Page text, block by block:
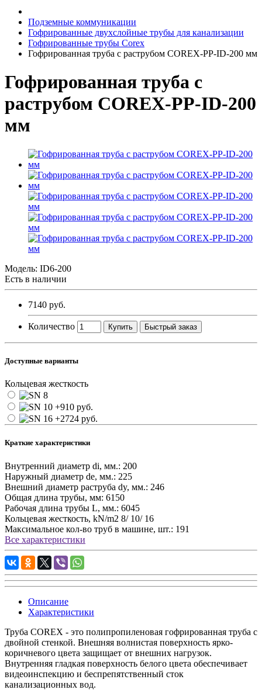
Подземные коммуникации
Гофрированные двухслойные трубы для канализации
Гофрированные трубы Corex
Гофрированная труба с раструбом COREX-PP-ID-200 мм
Гофрированная труба с
раструбом COREX-PP-ID-200
мм
Модель: ID6-200
Есть в наличии
7140 руб.
Количество Купить Быстрый заказ
Доступные варианты
Кольцевая жесткость
Краткие характеристики
Внутренний диаметр di, мм.: 200
Наружный диаметр de, мм.: 225
Внешний диаметр раструба dy, мм.: 246
Общая длина трубы, мм: 6150
Рабочая длина трубы L, мм.: 6045
Кольцевая жесткость, kN/m2 8/ 10/ 16
Максимальное кол-во труб в машине, шт.: 191
Все характеристики
Описание
Характеристики
Труба COREX - это полипропиленовая гофрированная труба с
двойной стенкой. Внешняя волнистая поверхность ярко-
коричневого цвета защищает от внешних нагрузок.
Внутренняя гладкая поверхность белого цвета обеспечивает
видеоинспекцию и беспрепятственный сток
канализационных вод.